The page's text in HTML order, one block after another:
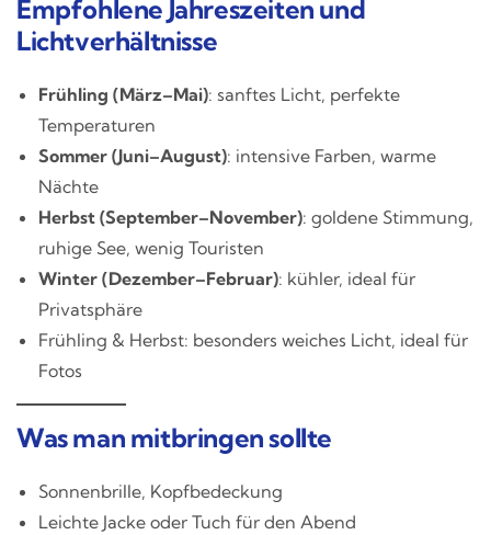
Empfohlene Jahreszeiten und
Lichtverhältnisse
Frühling (März–Mai): sanftes Licht, perfekte
Temperaturen
Sommer (Juni–August): intensive Farben, warme
Nächte
Herbst (September–November): goldene Stimmung,
ruhige See, wenig Touristen
Winter (Dezember–Februar): kühler, ideal für
Privatsphäre
Frühling & Herbst: besonders weiches Licht, ideal für
Fotos
Was man mitbringen sollte
Sonnenbrille, Kopfbedeckung
Leichte Jacke oder Tuch für den Abend